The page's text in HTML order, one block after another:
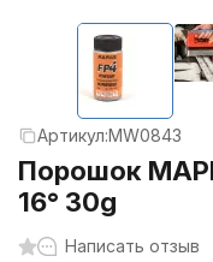
Артикул:MW0843
Порошок
16° 30g
Написать отзыв